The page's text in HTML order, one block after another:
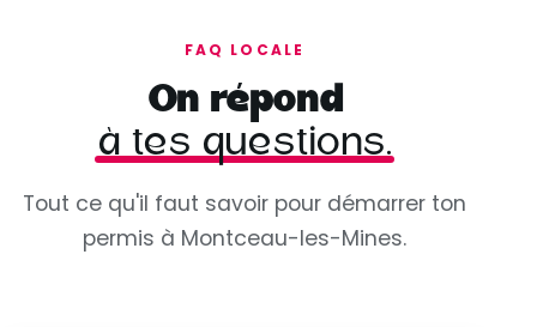
FAQ LOCALE
On répond
à tes questions.
Tout ce qu'il faut savoir pour démarrer ton
permis à Montceau-les-Mines.